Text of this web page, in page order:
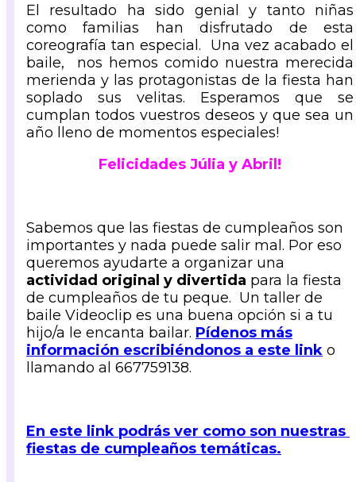
El resultado ha sido genial y tanto niñas
como familias han disfrutado de esta
coreografía tan especial. Una vez acabado el
baile, nos hemos comido nuestra merecida
merienda y las protagonistas de la fiesta han
soplado sus velitas. Esperamos que se
cumplan todos vuestros deseos y que sea un
año lleno de momentos especiales!
Felicidades Júlia y Abril!
Sabemos que las fiestas de cumpleaños son
importantes y nada puede salir mal. Por eso
queremos ayudarte a organizar una
actividad original y divertida para la fiesta
de cumpleaños de tu peque. Un taller de
baile Videoclip es una buena opción si a tu
hijo/a le encanta bailar. Pídenos más
información escribiéndonos a este link o
llamando al 667759138.
En este link podrás ver como son nuestras
fiestas de cumpleaños temáticas.